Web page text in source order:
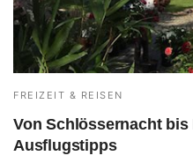
FREIZEIT & REISEN
Von Schlössernacht bis
Ausflugstipps